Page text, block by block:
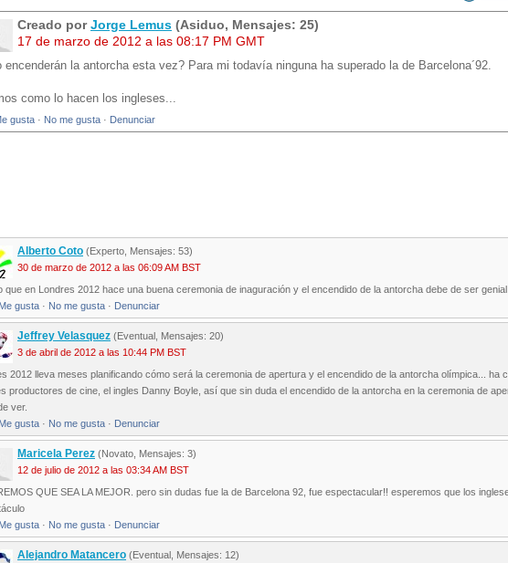
Creado porJorge Lemus (Asiduo, Mensajes: 25)
17 de marzo de 2012 a las 08:17 PM GMT
encenderán la antorcha esta vez? Para mi todavía ninguna ha superado la de Barcelona´92.
como lo hacen los ingleses...
gusta · No me gusta · Denunciar
Alberto Coto (Experto, Mensajes: 53)
30 de marzo de 2012 a las 06:09 AM BST
que en Londres 2012 hace una buena ceremonia de inaguración y el encendido de la antorcha debe de ser genial
Me gusta · No me gusta · Denunciar
Jeffrey Velasquez (Eventual, Mensajes: 20)
3 de abril de 2012 a las 10:44 PM BST
2012 lleva meses planificando cómo será la ceremonia de apertura y el encendido de la antorcha olímpica... ha
productores de cine, el ingles Danny Boyle, así que sin duda el encendido de la antorcha en la ceremonia de
ver.
Me gusta · No me gusta · Denunciar
Maricela Perez (Novato, Mensajes: 3)
12 de julio de 2012 a las 03:34 AM BST
QUE SEA LA MEJOR. pero sin dudas fue la de Barcelona 92, fue espectacular!! esperemos que los
Me gusta · No me gusta · Denunciar
Alejandro Matancero (Eventual, Mensajes: 12)